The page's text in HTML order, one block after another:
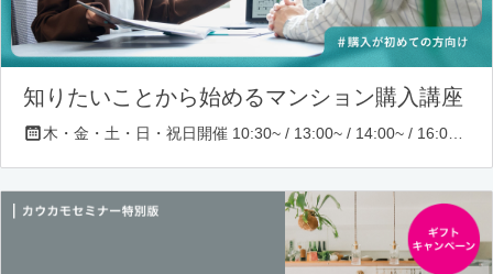
知りたいことから始めるマンション購入講座